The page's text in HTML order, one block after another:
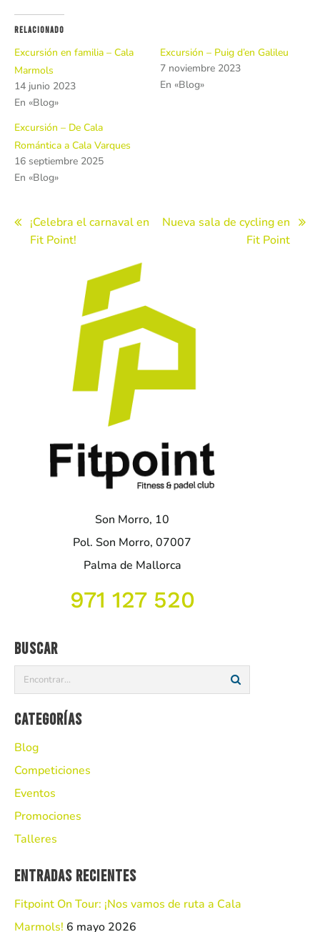
Relacionado
Excursión en familia – Cala
Marmols
14 junio 2023
En «Blog»
Excursión – Puig d’en Galileu
7 noviembre 2023
En «Blog»
Excursión – De Cala
Romántica a Cala Varques
16 septiembre 2025
En «Blog»
Navegación
de
entradas
¡Celebra el carnaval en
Fit Point!
Nueva sala de cycling en
Fit Point
Son Morro, 10
Pol. Son Morro, 07007
Palma de Mallorca
971 127 520
Buscar
Categorías
Blog
Competiciones
Eventos
Promociones
Talleres
Entradas recientes
Fitpoint On Tour: ¡Nos vamos de ruta a Cala
Marmols! 6 mayo 2026